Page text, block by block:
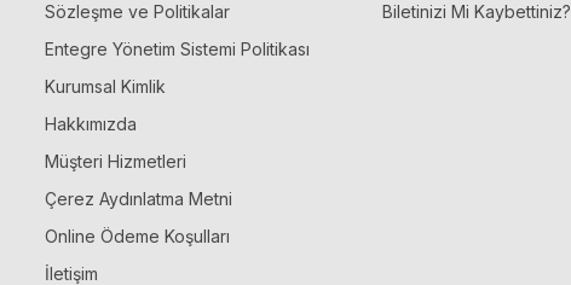
Sözleşme ve Politikalar
Entegre Yönetim Sistemi Politikası
Kurumsal Kimlik
Hakkımızda
Müşteri Hizmetleri
Çerez Aydınlatma Metni
Online Ödeme Koşulları
İletişim
Biletinizi Mi Kaybettiniz?